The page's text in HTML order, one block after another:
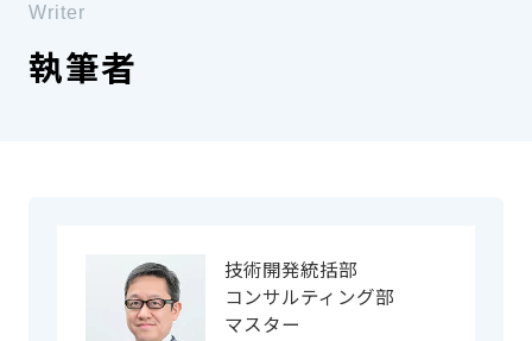
Writer
執筆者
技術開発統括部
コンサルティング部
マスター